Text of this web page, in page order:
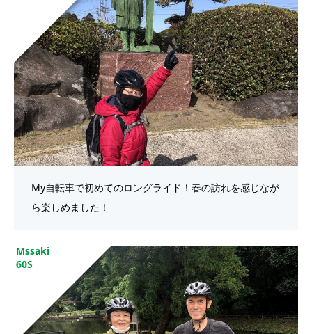
My自転車で初めてのロングライド！春の訪れを感じなが
ら楽しめました！
Mssaki
60S